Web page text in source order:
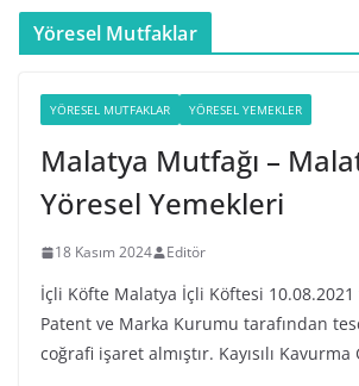
Yöresel Mutfaklar
YÖRESEL MUTFAKLAR YÖRESEL YEMEKLER
Malatya Mutfağı –
Yöresel Yemekleri
18 Kasım 2024 Editör
İçli Köfte Malatya İçli Köftesi
Patent ve Marka Kurumu tarafından
coğrafi işaret almıştır. Kayısılı Kavurma